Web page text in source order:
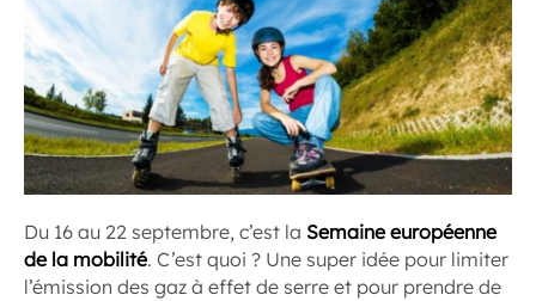
Du 16 au 22 septembre, c’est la Semaine européenne
de la mobilité. C’est quoi ? Une super idée pour limiter
l’émission des gaz à effet de serre et pour prendre de